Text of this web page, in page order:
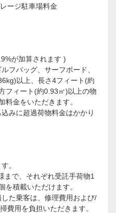
ージ駐車場料金
が加算されます )
フバッグ、サーフボード、
以上、長さ4フィート(約
フィート(約0.93㎡)以上の物
料金をいただきます。
みに超過荷物料金はかかり
。
まで、それぞれ受託手荷物1
を積載いただけます。
た乗客は、修理費用および/
費用を負担いただきます。